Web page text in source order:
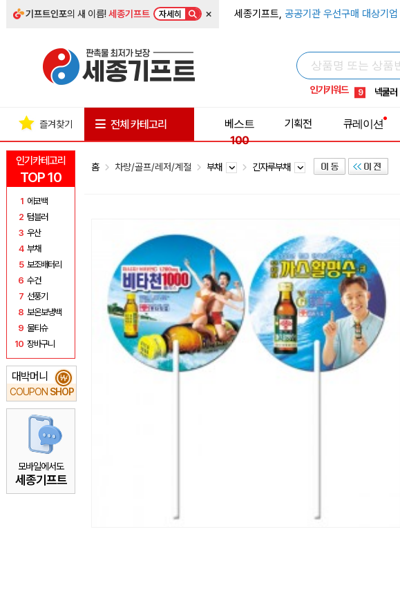
기프트인포의 새 이름!세종기프트 자세히 × 세종기프트, 공공기관 우선구매 대상기업
인기키워드
5 키캡
8 쿨토시
9 넥쿨러
1 선풍기
인기카테고리
TOP 10
1 에코백
2 텀블러
3 우산
4 부채
5 보조배터리
6 수건
7 선풍기
8 보온보냉백
9 물티슈
10 장바구니
대박머니
COUPON SHOP
₩
모바일에서도
세종기프트
즐겨찾기 전체 카테고리
베스트
100
기획전 큐레이션
홈 차량/골프/레저/계절 부채 긴자루부채